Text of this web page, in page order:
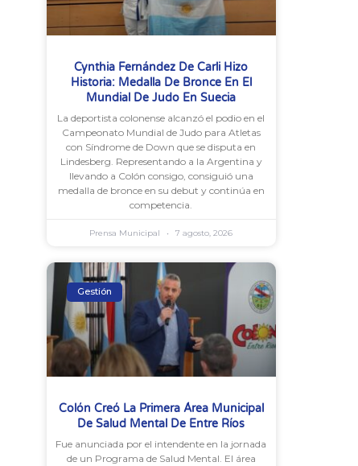
Cynthia Fernández De Carli Hizo
Historia: Medalla De Bronce En El
Mundial De Judo En Suecia
La deportista colonense alcanzó el podio en el
Campeonato Mundial de Judo para Atletas
con Síndrome de Down que se disputa en
Lindesberg. Representando a la Argentina y
llevando a Colón consigo, consiguió una
medalla de bronce en su debut y continúa en
competencia.
Prensa Municipal 7 agosto, 2026
Gestión
Colón Creó La Primera Área Municipal
De Salud Mental De Entre Ríos
Fue anunciada por el intendente en la jornada
de un Programa de Salud Mental. El área